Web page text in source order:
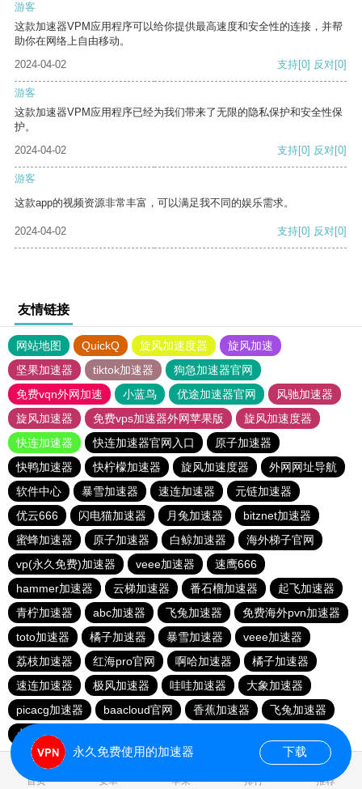
游客
这款加速器VPM应用程序可以给你提供最高速度和安全性的连接，并帮
助你在网络上自由移动。
2024-04-02
支持[0] 反对[0]
游客
这款加速器VPM应用程序已经为我们带来了无限的隐私保护和安全性保
护。
2024-04-02
支持[0] 反对[0]
游客
这款app的视频资源非常丰富，可以满足我不同的娱乐需求。
2024-04-02 支持[0] 反对[0]
友情链接
网站地图 QuickQ 旋风加速度器
旋风加速
坚果加速器
tiktok加速器
狗急加速器官网
免费vqn外网加速
小蓝鸟 优途加速器官网
风驰加速器
旋风加速器
免费vps加速器外网苹果版
旋风加速度器
快连加速器
快连加速器官网入口
原子加速器
快鸭加速器
快柠檬加速器 旋风加速度器
外网网址导航
软件中心
暴雪加速器 速连加速器
元链加速器
优云666
闪电猫加速器 月兔加速器
bitznet加速器
蜜蜂加速器
原子加速器 白鲸加速器
海外梯子官网
vp(永久免费)加速器
veee加速器
速鹰666
hammer加速器
云梯加速器 番石榴加速器
起飞加速器
青柠加速器
abc加速器 飞兔加速器
免费海外pvn加速器
toto加速器
橘子加速器 暴雪加速器
veee加速器
荔枝加速器
红海pro官网 啊哈加速器
橘子加速器
速连加速器
极风加速器 哇哇加速器
大象加速器
picacg加速器
baacloud官网 香蕉加速器
飞兔加速器
点点加速器
首页 安卓 苹果 排行 推荐
永久免费使用的加速器 下载
0.029331s